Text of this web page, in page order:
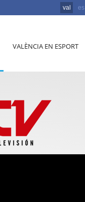
val es
VALÈNCIA EN ESPORT